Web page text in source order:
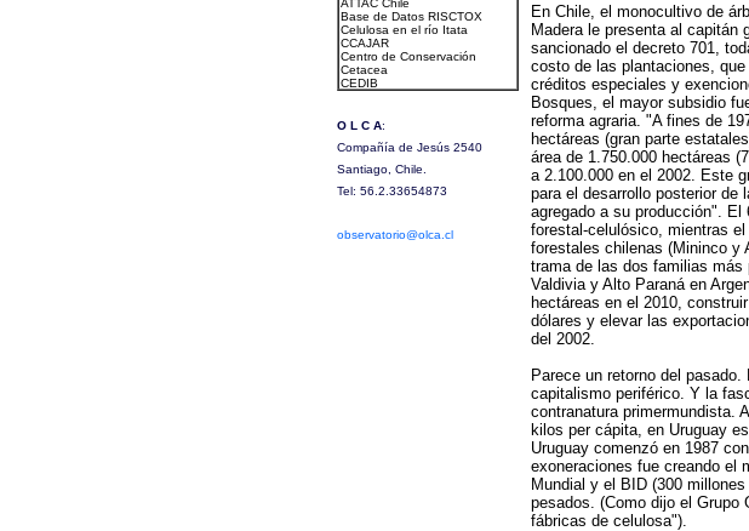
En Chile, el monocultivo de
Madera le presenta al capitán
sancionado el decreto 701,
costo de las plantaciones,
créditos especiales y
Bosques, el mayor subsidio
reforma agraria. "A fines de
hectáreas (gran parte
área de 1.750.000 hectáreas
a 2.100.000 en el 2002. Este
para el desarrollo posterior de
agregado a su producción".
forestal-celulósico, mientras
forestales chilenas (Mininco y
trama de las dos familias más
Valdivia y Alto Paraná en
hectáreas en el 2010,
dólares y elevar las
del 2002.
Parece un retorno del
capitalismo periférico. Y la
contranatura primermundista.
kilos per cápita, en Uruguay
Uruguay comenzó en 1987
exoneraciones fue creando el
Mundial y el BID (300
pesados. (Como dijo el Grupo
fábricas de celulosa").